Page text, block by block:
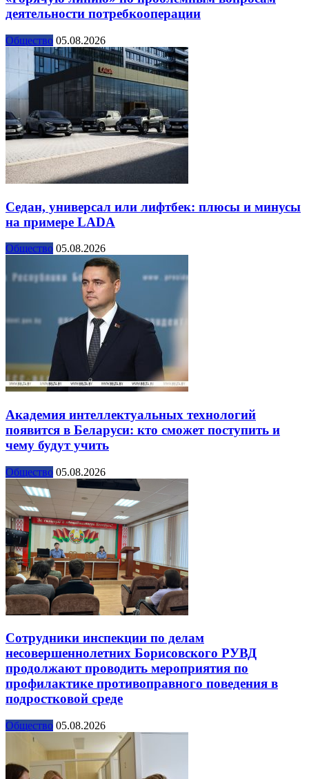
деятельности потребкооперации
Общество 05.08.2026
Седан, универсал или лифтбек: плюсы и минусы
на примере LADA
Общество 05.08.2026
Академия интеллектуальных технологий
появится в Беларуси: кто сможет поступить и
чему будут учить
Общество 05.08.2026
Сотрудники инспекции по делам
несовершеннолетних Борисовского РУВД
продолжают проводить мероприятия по
профилактике противоправного поведения в
подростковой среде
Общество 05.08.2026